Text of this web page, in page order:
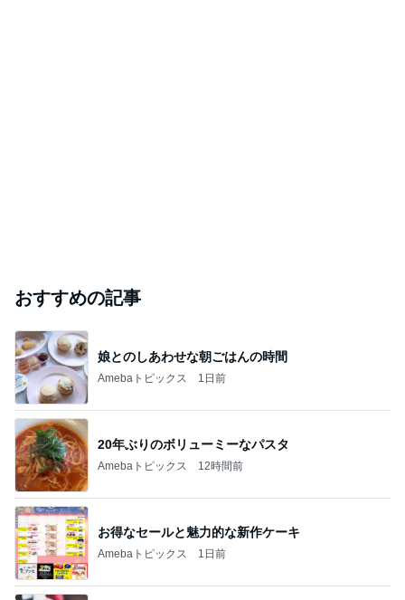
おすすめの記事
娘とのしあわせな朝ごはんの時間
Amebaトピックス 1日前
20年ぶりのボリューミーなパスタ
Amebaトピックス 12時間前
お得なセールと魅力的な新作ケーキ
Amebaトピックス 1日前